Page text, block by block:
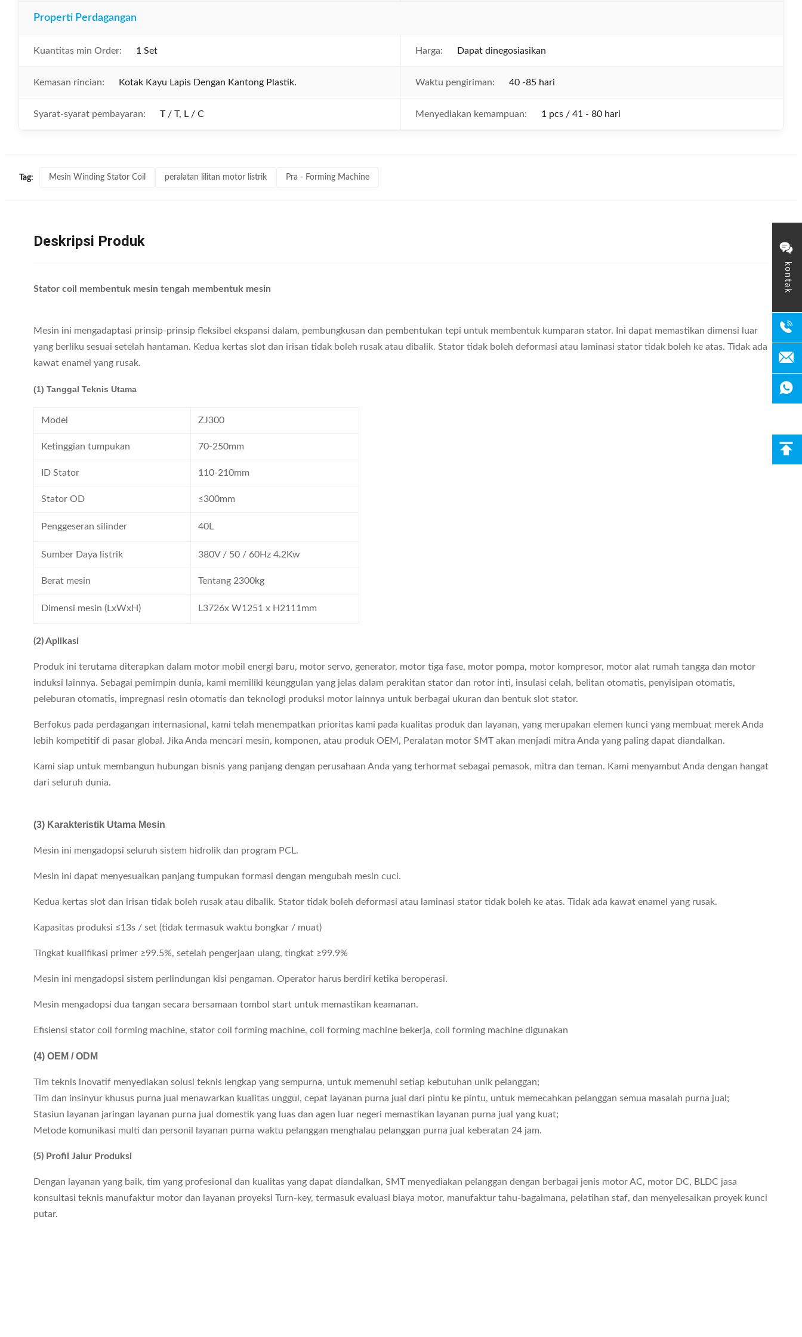
kontak
Properti Perdagangan
Kuantitas min Order: 1 Set Harga: Dapat dinegosiasikan
Kemasan rincian: Kotak Kayu Lapis Dengan Kantong Plastik. Waktu pengiriman: 40 -85 hari
Syarat-syarat pembayaran: T / T, L / C Menyediakan kemampuan: 1 pcs / 41 - 80 hari
Tag: Mesin Winding Stator Coil peralatan lilitan motor listrik Pra - Forming Machine
Deskripsi Produk
Stator coil membentuk mesin tengah membentuk mesin
Mesin ini mengadaptasi prinsip-prinsip fleksibel ekspansi dalam, pembungkusan dan pembentukan tepi untuk membentuk kumparan stator. Ini dapat memastikan dimensi luar
yang berliku sesuai setelah hantaman. Kedua kertas slot dan irisan tidak boleh rusak atau dibalik. Stator tidak boleh deformasi atau laminasi stator tidak boleh ke atas. Tidak ada
kawat enamel yang rusak.
(1) Tanggal Teknis Utama
Model ZJ300
Ketinggian tumpukan 70-250mm
ID Stator 110-210mm
Stator OD ≤300mm
Penggeseran silinder 40L
Sumber Daya listrik 380V / 50 / 60Hz 4.2Kw
Berat mesin Tentang 2300kg
Dimensi mesin (LxWxH) L3726x W1251 x H2111mm
(2) Aplikasi
Produk ini terutama diterapkan dalam motor mobil energi baru, motor servo, generator, motor tiga fase, motor pompa, motor kompresor, motor alat rumah tangga dan motor
induksi lainnya. Sebagai pemimpin dunia, kami memiliki keunggulan yang jelas dalam perakitan stator dan rotor inti, insulasi celah, belitan otomatis, penyisipan otomatis,
peleburan otomatis, impregnasi resin otomatis dan teknologi produksi motor lainnya untuk berbagai ukuran dan bentuk slot stator.
Berfokus pada perdagangan internasional, kami telah menempatkan prioritas kami pada kualitas produk dan layanan, yang merupakan elemen kunci yang membuat merek Anda
lebih kompetitif di pasar global. Jika Anda mencari mesin, komponen, atau produk OEM, Peralatan motor SMT akan menjadi mitra Anda yang paling dapat diandalkan.
Kami siap untuk membangun hubungan bisnis yang panjang dengan perusahaan Anda yang terhormat sebagai pemasok, mitra dan teman. Kami menyambut Anda dengan hangat
dari seluruh dunia.
(3) Karakteristik Utama Mesin
Mesin ini mengadopsi seluruh sistem hidrolik dan program PCL.
Mesin ini dapat menyesuaikan panjang tumpukan formasi dengan mengubah mesin cuci.
Kedua kertas slot dan irisan tidak boleh rusak atau dibalik. Stator tidak boleh deformasi atau laminasi stator tidak boleh ke atas. Tidak ada kawat enamel yang rusak.
Kapasitas produksi ≤13s / set (tidak termasuk waktu bongkar / muat)
Tingkat kualifikasi primer ≥99.5%, setelah pengerjaan ulang, tingkat ≥99.9%
Mesin ini mengadopsi sistem perlindungan kisi pengaman. Operator harus berdiri ketika beroperasi.
Mesin mengadopsi dua tangan secara bersamaan tombol start untuk memastikan keamanan.
Efisiensi stator coil forming machine, stator coil forming machine, coil forming machine bekerja, coil forming machine digunakan
(4) OEM / ODM
Tim teknis inovatif menyediakan solusi teknis lengkap yang sempurna, untuk memenuhi setiap kebutuhan unik pelanggan;
Tim dan insinyur khusus purna jual menawarkan kualitas unggul, cepat layanan purna jual dari pintu ke pintu, untuk memecahkan pelanggan semua masalah purna jual;
Stasiun layanan jaringan layanan purna jual domestik yang luas dan agen luar negeri memastikan layanan purna jual yang kuat;
Metode komunikasi multi dan personil layanan purna waktu pelanggan menghalau pelanggan purna jual keberatan 24 jam.
(5) Profil Jalur Produksi
Dengan layanan yang baik, tim yang profesional dan kualitas yang dapat diandalkan, SMT menyediakan pelanggan dengan berbagai jenis motor AC, motor DC, BLDC jasa
konsultasi teknis manufaktur motor dan layanan proyeksi Turn-key, termasuk evaluasi biaya motor, manufaktur tahu-bagaimana, pelatihan staf, dan menyelesaikan proyek kunci
putar.